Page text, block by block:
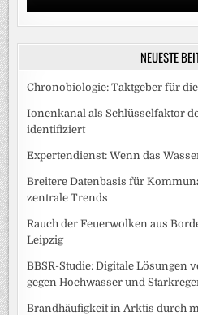
NEUESTE
Chronobiologie: Taktgeber für
Ionenkanal als Schlüsselfaktor
identifiziert
Expertendienst: Wenn das
Breitere Datenbasis für
zentrale Trends
Rauch der Feuerwolken aus
Leipzig
BBSR-Studie: Digitale Lösungen
gegen Hochwasser und
Brandhäufigkeit in Arktis durch